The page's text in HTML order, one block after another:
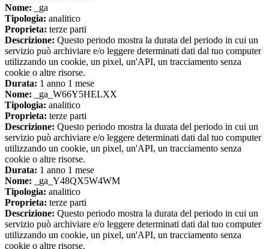
Nome: _ga
Tipologia: analitico
Proprieta: terze parti
Descrizione: Questo periodo mostra la durata del periodo in cui un
servizio può archiviare e/o leggere determinati dati dal tuo computer
utilizzando un cookie, un pixel, un'API, un tracciamento senza
cookie o altre risorse.
Durata: 1 anno 1 mese
Nome: _ga_W66Y5HELXX
Tipologia: analitico
Proprieta: terze parti
Descrizione: Questo periodo mostra la durata del periodo in cui un
servizio può archiviare e/o leggere determinati dati dal tuo computer
utilizzando un cookie, un pixel, un'API, un tracciamento senza
cookie o altre risorse.
Durata: 1 anno 1 mese
Nome: _ga_Y48QX5W4WM
Tipologia: analitico
Proprieta: terze parti
Descrizione: Questo periodo mostra la durata del periodo in cui un
servizio può archiviare e/o leggere determinati dati dal tuo computer
utilizzando un cookie, un pixel, un'API, un tracciamento senza
cookie o altre risorse.